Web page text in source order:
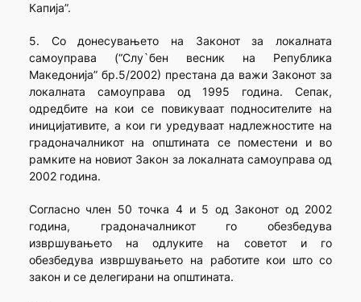
Капија”.
5. Со донесувањето на Законот за локалната
самоуправа (“Слу`бен весник на Република
Македонија” бр.5/2002) престана да важи Законот за
локалната самоуправа од 1995 година. Сепак,
одредбите на кои се повикуваат подносителите на
иницијативите, а кои ги уредуваат надлежностите на
градоначалникот на општината се поместени и во
рамките на новиот Закон за локалната самоуправа од
2002 година.
Согласно член 50 точка 4 и 5 од Законот од 2002
година, градоначалникот го обезбедува
извршувањето на одлуките на советот и го
обезбедува извршувањето на работите кои што со
закон и се делегирани на општината.